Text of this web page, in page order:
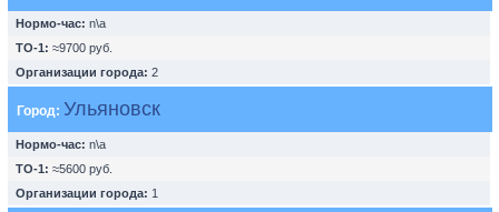
Нормо-час: n\a
ТО-1: ≈9700 руб.
Организации города: 2
Город: Ульяновск
Нормо-час: n\a
ТО-1: ≈5600 руб.
Организации города: 1